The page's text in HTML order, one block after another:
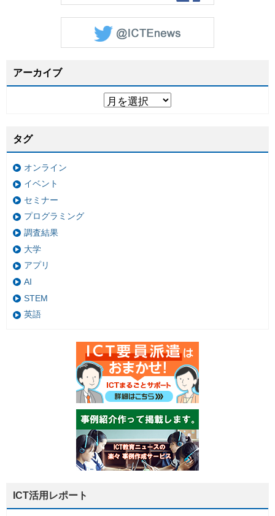
アーカイブ
タグ
オンライン
イベント
セミナー
プログラミング
調査結果
大学
アプリ
AI
STEM
英語
ICT活用レポート